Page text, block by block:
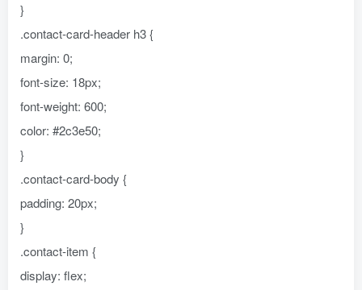
}
.contact-card-header h3 {
margin: 0;
font-size: 18px;
font-weight: 600;
color: #2c3e50;
}
.contact-card-body {
padding: 20px;
}
.contact-item {
display: flex;